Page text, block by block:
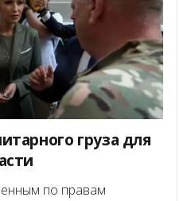
груза для
по правам